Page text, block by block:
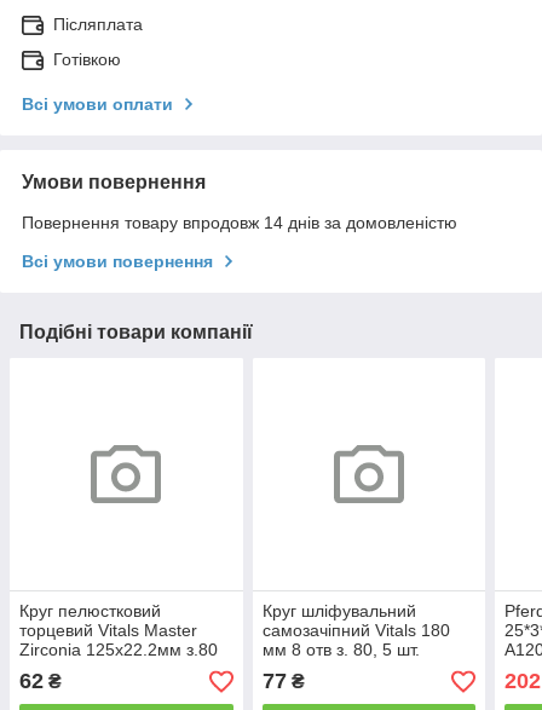
Післяплата
Готівкою
Всі умови оплати
Умови повернення
Повернення товару впродовж 14 днів за домовленістю
Всі умови повернення
Подібні товари компанії
Круг пелюстковий
торцевий Vitals Master
Zirconia 125x22.2мм з.80
62 ₴
Круг шліфувальний
самозачіпний Vitals 180
мм 8 отв з. 80, 5 шт.
77₴ 202